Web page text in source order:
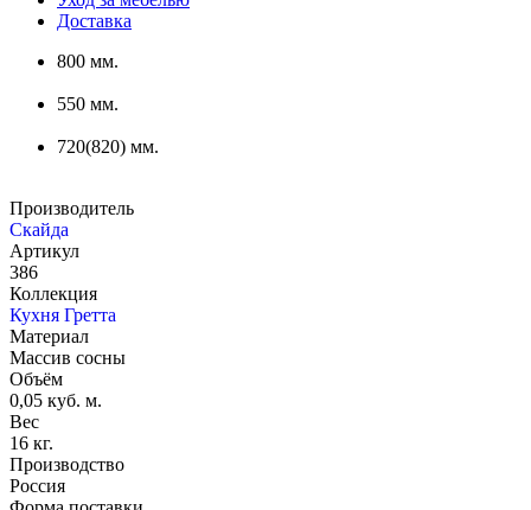
Доставка
800 мм.
550 мм.
720(820) мм.
Производитель
Скайда
Артикул
386
Коллекция
Кухня Гретта
Материал
Массив сосны
Объём
0,05 куб. м.
Вес
16 кг.
Производство
Россия